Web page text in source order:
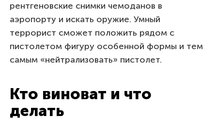
рентгеновские снимки чемоданов в
аэропорту и искать оружие. Умный
террорист сможет положить рядом с
пистолетом фигуру особенной формы и тем
самым «нейтрализовать» пистолет.
Кто виноват и что
делать